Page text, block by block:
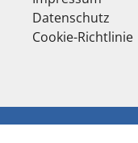
Datenschutz
Cookie-Richtlinie